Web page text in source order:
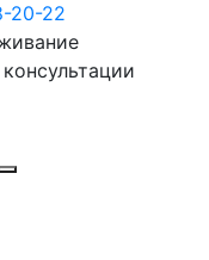
20-22